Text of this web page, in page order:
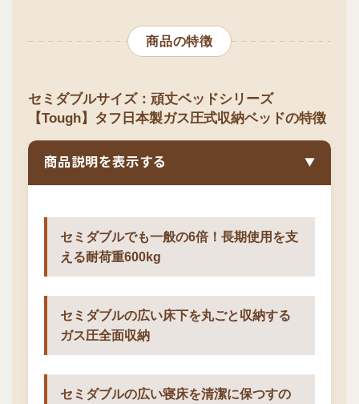
商品の特徴
セミダブルサイズ：頑丈ベッドシリーズ
【Tough】タフ日本製ガス圧式収納ベッドの特徴
商品説明を表示する ▼
セミダブルでも一般の6倍！長期使用を支
える耐荷重600kg
セミダブルの広い床下を丸ごと収納する
ガス圧全面収納
セミダブルの広い寝床を清潔に保つすの